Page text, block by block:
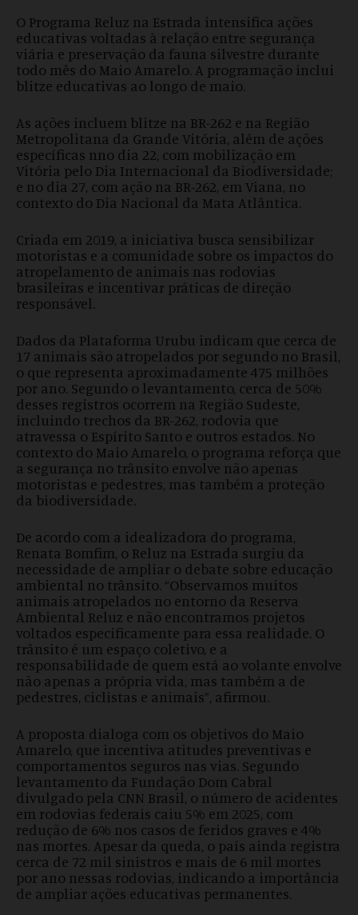
O Programa Reluz na Estrada intensifica ações
educativas voltadas à relação entre segurança
viária e preservação da fauna silvestre durante
todo mês do Maio Amarelo. A programação inclui
blitze educativas ao longo de maio.
As ações incluem blitze na BR-262 e na Região
Metropolitana da Grande Vitória, além de ações
específicas nno dia 22, com mobilização em
Vitória pelo Dia Internacional da Biodiversidade;
e no dia 27, com ação na BR-262, em Viana, no
contexto do Dia Nacional da Mata Atlântica.
Criada em 2019, a iniciativa busca sensibilizar
motoristas e a comunidade sobre os impactos do
atropelamento de animais nas rodovias
brasileiras e incentivar práticas de direção
responsável.
Dados da Plataforma Urubu indicam que cerca de
17 animais são atropelados por segundo no Brasil,
o que representa aproximadamente 475 milhões
por ano. Segundo o levantamento, cerca de 50%
desses registros ocorrem na Região Sudeste,
incluindo trechos da BR-262, rodovia que
atravessa o Espírito Santo e outros estados. No
contexto do Maio Amarelo, o programa reforça que
a segurança no trânsito envolve não apenas
motoristas e pedestres, mas também a proteção
da biodiversidade.
De acordo com a idealizadora do programa,
Renata Bomfim, o Reluz na Estrada surgiu da
necessidade de ampliar o debate sobre educação
ambiental no trânsito. “Observamos muitos
animais atropelados no entorno da Reserva
Ambiental Reluz e não encontramos projetos
voltados especificamente para essa realidade. O
trânsito é um espaço coletivo, e a
responsabilidade de quem está ao volante envolve
não apenas a própria vida, mas também a de
pedestres, ciclistas e animais”, afirmou.
A proposta dialoga com os objetivos do Maio
Amarelo, que incentiva atitudes preventivas e
comportamentos seguros nas vias. Segundo
levantamento da Fundação Dom Cabral
divulgado pela CNN Brasil, o número de acidentes
em rodovias federais caiu 5% em 2025, com
redução de 6% nos casos de feridos graves e 4%
nas mortes. Apesar da queda, o país ainda registra
cerca de 72 mil sinistros e mais de 6 mil mortes
por ano nessas rodovias, indicando a importância
de ampliar ações educativas permanentes.